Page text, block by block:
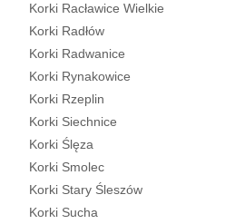
Korki Racławice Wielkie
Korki Radłów
Korki Radwanice
Korki Rynakowice
Korki Rzeplin
Korki Siechnice
Korki Ślęza
Korki Smolec
Korki Stary Śleszów
Korki Sucha